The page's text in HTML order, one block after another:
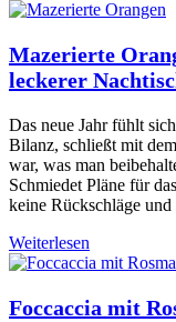
Mazerierte
leckerer
Das neue Jahr fühlt
Bilanz, schließt mit
war, was man
Schmiedet Pläne für
keine Rückschläge
Weiterlesen
Foccaccia mit